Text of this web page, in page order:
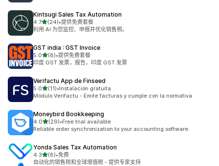
Kintsugi Sales Tax Automation
4.7星（满分 5 星）
(24)
总共 24 条评论
•提供免费套餐
利用 AI 为您监控、申报并优化销售税。
GST india : GST Invoice
5.0星（满分 5 星）
(8)
总共 8 条评论
•提供免费套餐
印度 GST 发票，报告，印度 GST 发票
Verifactu App de Finseed
5.0星（满分 5 星）
(11)
总共 11 条评论
•Instalación gratuita
Módulo Verifactu - Emite facturas y cumple con la normativa
Moneybird Bookkeeping
4.0星（满分 5 星）
(29)
总共 29 条评论
•Free trial available
Reliable order synchronization to your accounting software.
Yonda Sales Tax Automation
4.3星（满分 5 星）
(8)
总共 8 条评论
•免费
自动化的销售税和全球增值税 - 提供专家支持